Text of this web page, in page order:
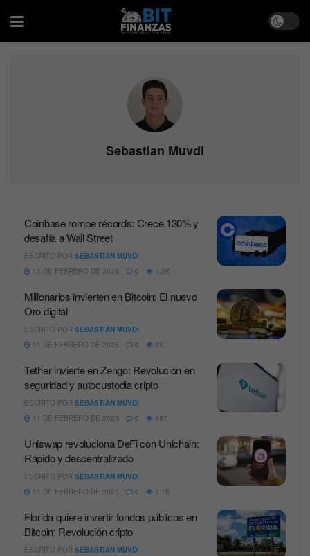
Sebastian Muvdi
Coinbase rompe récords: Crece 130% y
desafía a Wall Street
ESCRITO POR SEBASTIAN MUVDI
13 DE FEBRERO DE 2025
0 1.2K
Millonarios invierten en Bitcoin: El nuevo
Oro digital
ESCRITO POR SEBASTIAN MUVDI
11 DE FEBRERO DE 2025
0 2K
Tether invierte en Zengo: Revolución en
seguridad y autocustodia cripto
ESCRITO POR SEBASTIAN MUVDI
11 DE FEBRERO DE 2025
0 697
Uniswap revoluciona DeFi con Unichain:
Rápido y descentralizado
ESCRITO POR SEBASTIAN MUVDI
11 DE FEBRERO DE 2025
0 1.1K
Florida quiere invertir fondos públicos en
Bitcoin: Revolución cripto
ESCRITO POR SEBASTIAN MUVDI